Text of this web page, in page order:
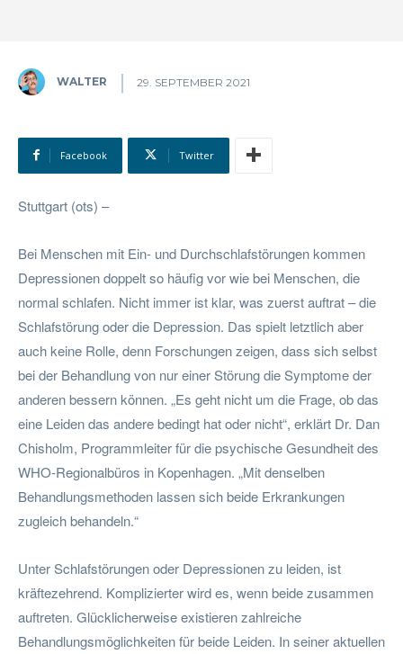
WALTER 29. SEPTEMBER 2021
Facebook Twitter
Stuttgart (ots) –
Bei Menschen mit Ein- und Durchschlafstörungen kommen
Depressionen doppelt so häufig vor wie bei Menschen, die
normal schlafen. Nicht immer ist klar, was zuerst auftrat – die
Schlafstörung oder die Depression. Das spielt letztlich aber
auch keine Rolle, denn Forschungen zeigen, dass sich selbst
bei der Behandlung von nur einer Störung die Symptome der
anderen bessern können. „Es geht nicht um die Frage, ob das
eine Leiden das andere bedingt hat oder nicht“, erklärt Dr. Dan
Chisholm, Programmleiter für die psychische Gesundheit des
WHO-Regionalbüros in Kopenhagen. „Mit denselben
Behandlungsmethoden lassen sich beide Erkrankungen
zugleich behandeln.“
Unter Schlafstörungen oder Depressionen zu leiden, ist
kräftezehrend. Komplizierter wird es, wenn beide zusammen
auftreten. Glücklicherweise existieren zahlreiche
Behandlungsmöglichkeiten für beide Leiden. In seiner aktuellen